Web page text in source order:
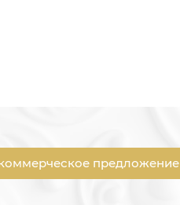
предложение